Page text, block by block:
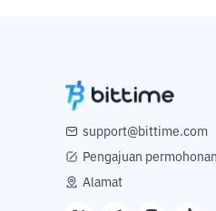
support@bittime.com
Pengajuan permohonan
Alamat